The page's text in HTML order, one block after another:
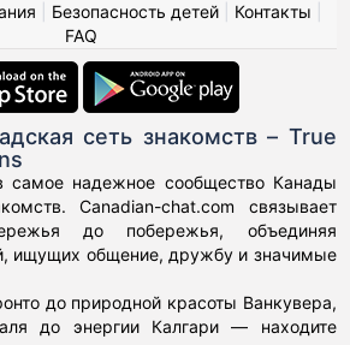
Безопасность детей| Контакты
FAQ
сеть знакомств – True
самое надежное сообщество Канады
Canadian-chat.com связывает
до побережья, объединяя
ищущих общение, дружбу и значимые
до природной красоты Ванкувера,
до энергии Калгари — находите